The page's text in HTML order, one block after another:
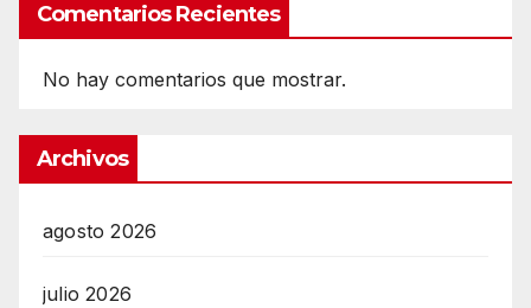
Comentarios Recientes
No hay comentarios que mostrar.
Archivos
agosto 2026
julio 2026